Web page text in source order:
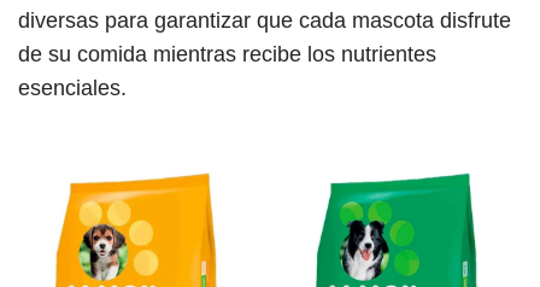
diversas para garantizar que cada mascota disfrute
de su comida mientras recibe los nutrientes
esenciales.